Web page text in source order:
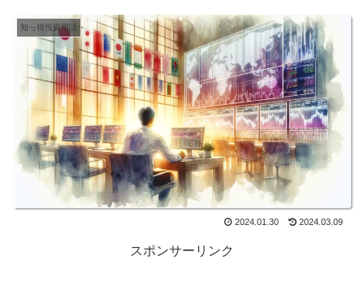
知っ得投資用語
2024.01.30 2024.03.09
スポンサーリンク